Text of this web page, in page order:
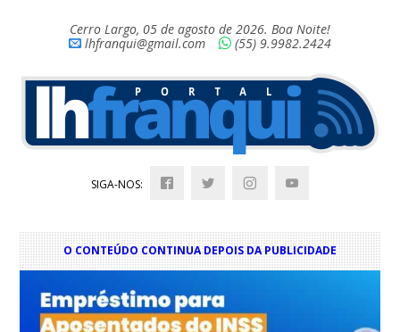
Cerro Largo, 05 de agosto de 2026. Boa Noite!
lhfranqui@gmail.com
(55) 9.9982.2424
SIGA-NOS:
O CONTEÚDO CONTINUA DEPOIS DA PUBLICIDADE